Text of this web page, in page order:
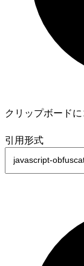
クリップボードに
引用形式